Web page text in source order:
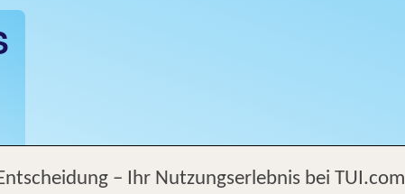
– Ihr Nutzungserlebnis bei TUI.com